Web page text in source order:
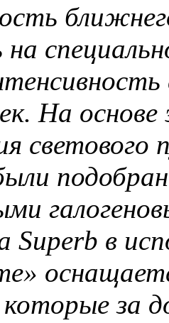
на
На основе
светового
Superb в
за